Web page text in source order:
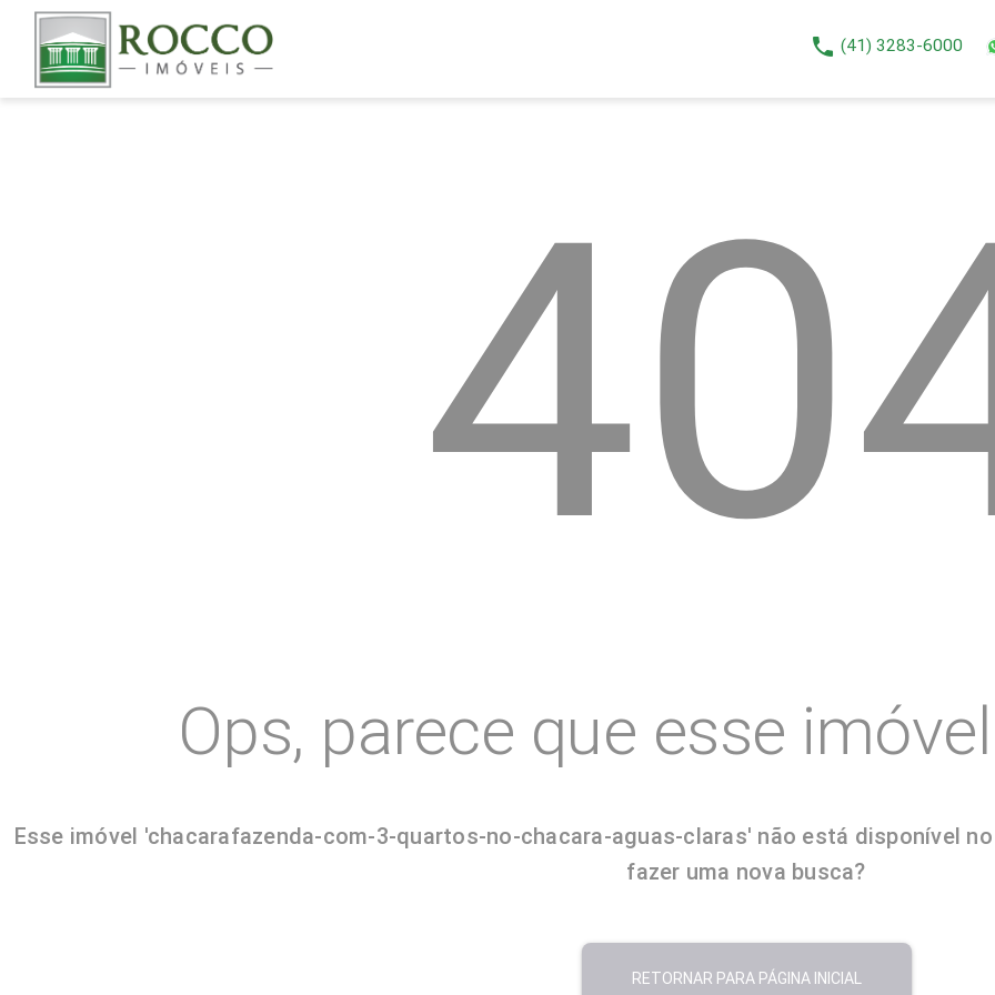
phone (41) 3283-6000
Ops, parece que esse
Esse imóvel 'chacarafazenda-com-3-quartos-no-chacara-aguas-claras' não está disponível
fazer uma nova busca?
RETORNAR PARA PÁGINA INICIAL